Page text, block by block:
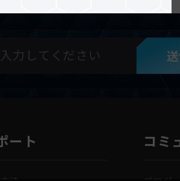
ート コミ